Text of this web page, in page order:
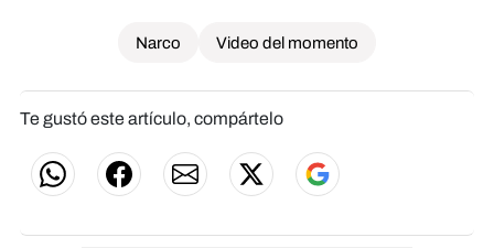
Narco Video del momento
Te gustó este artículo, compártelo